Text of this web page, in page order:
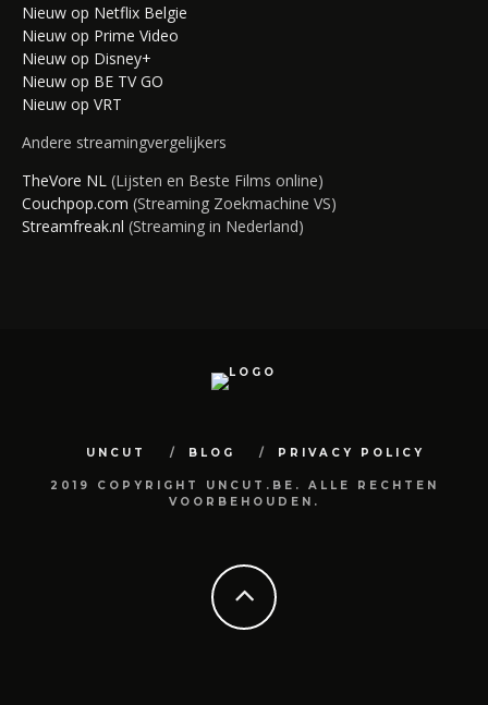
Nieuw op Netflix Belgie
Nieuw op Prime Video
Nieuw op Disney+
Nieuw op BE TV GO
Nieuw op VRT
Andere streamingvergelijkers
TheVore NL (Lijsten en Beste Films online)
Couchpop.com (Streaming Zoekmachine VS)
Streamfreak.nl (Streaming in Nederland)
UNCUT BLOG PRIVACY POLICY
2019 COPYRIGHT UNCUT.BE. ALLE RECHTEN
VOORBEHOUDEN.